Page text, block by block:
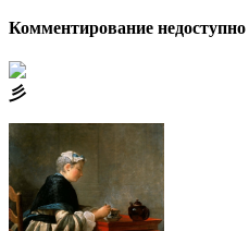
Комментирование недоступно
⼺